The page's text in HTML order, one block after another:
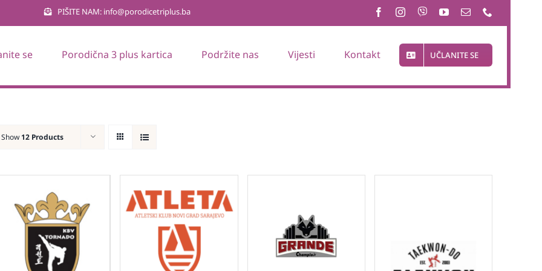
PIŠITE NAM: info@porodicetriplus.ba
se Porodična 3 plus kartica Podržite nas Vijesti Kontakt UČLANITE SE
Show 12 Products